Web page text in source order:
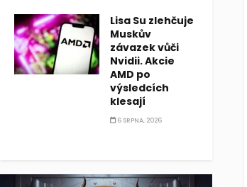
Lisa Su zlehčuje
Muskův
závazek vůči
Nvidii. Akcie
AMD po
výsledcích
klesají
6 SRPNA, 2026